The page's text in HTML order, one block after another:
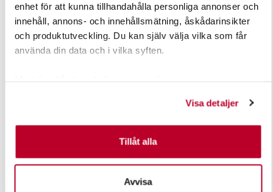
enhet för att kunna tillhandahålla personliga annonser och
innehåll, annons- och innehållsmätning, åskådarinsikter
och produktutveckling. Du kan själv välja vilka som får
använda din data och i vilka syften.
Identifiera din enhet genom att aktivt skanna den för
specifika kännetecken (fingeravtryck)
Ta reda på mer om hur dina personliga uppgifter
Du kan ändra eller dra tillbaka ditt samtycke när som
Visa detaljer
Tillåt alla
Avvisa
FINNS I LAGER.
LÄS MER
FINNS I LAGER.
LÄS MER